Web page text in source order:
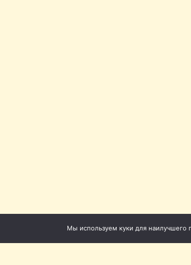
Мы используем куки для наилучшего